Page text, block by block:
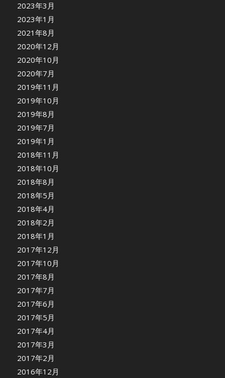
2023年3月
2023年1月
2021年8月
2020年12月
2020年10月
2020年7月
2019年11月
2019年10月
2019年8月
2019年7月
2019年1月
2018年11月
2018年10月
2018年8月
2018年5月
2018年4月
2018年2月
2018年1月
2017年12月
2017年10月
2017年8月
2017年7月
2017年6月
2017年5月
2017年4月
2017年3月
2017年2月
2016年12月